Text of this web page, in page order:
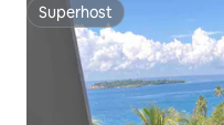
Superhost
Superhost